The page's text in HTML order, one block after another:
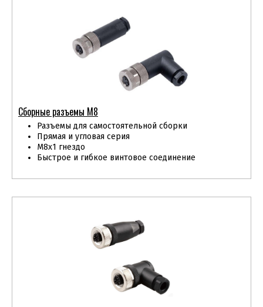
Сборные разъемы М8
Разъемы для самостоятельной сборки
Прямая и угловая серия
М8х1 гнездо
Быстрое и гибкое винтовое соединение